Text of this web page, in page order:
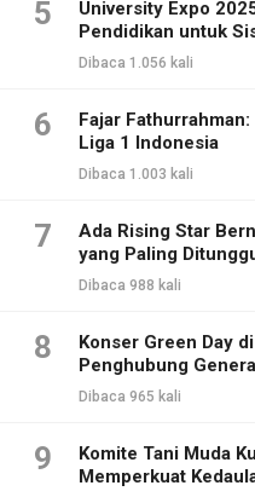
5
University Expo
Pendidikan untuk
Dibaca 1.056 kali
6
Fajar
Liga 1 Indonesia
Dibaca 1.003 kali
7
Ada Rising Star
yang Paling
Dibaca 988 kali
8
Konser Green Day
Penghubung
Dibaca 965 kali
9
Komite Tani Muda
Memperkuat